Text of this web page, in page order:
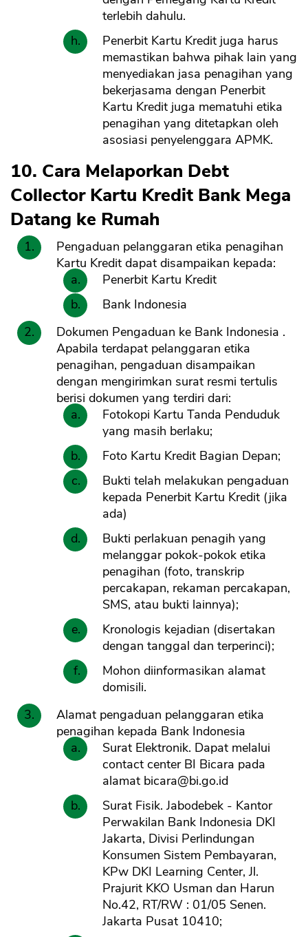
terlebih dahulu.
Penerbit Kartu Kredit juga harus
memastikan bahwa pihak lain yang
menyediakan jasa penagihan yang
bekerjasama dengan Penerbit
Kartu Kredit juga mematuhi etika
penagihan yang ditetapkan oleh
asosiasi penyelenggara APMK.
10. Cara Melaporkan Debt
Collector Kartu Kredit Bank Mega
Datang ke Rumah
Pengaduan pelanggaran etika penagihan
Kartu Kredit dapat disampaikan kepada:
Penerbit Kartu Kredit
Bank Indonesia
Dokumen Pengaduan ke Bank Indonesia .
Apabila terdapat pelanggaran etika
penagihan, pengaduan disampaikan
dengan mengirimkan surat resmi tertulis
berisi dokumen yang terdiri dari:
Fotokopi Kartu Tanda Penduduk
yang masih berlaku;
Foto Kartu Kredit Bagian Depan;
Bukti telah melakukan pengaduan
kepada Penerbit Kartu Kredit (jika
ada)
Bukti perlakuan penagih yang
melanggar pokok-pokok etika
penagihan (foto, transkrip
percakapan, rekaman percakapan,
SMS, atau bukti lainnya);
Kronologis kejadian (disertakan
dengan tanggal dan terperinci);
Mohon diinformasikan alamat
domisili.
Alamat pengaduan pelanggaran etika
penagihan kepada Bank Indonesia
Surat Elektronik. Dapat melalui
contact center BI Bicara pada
alamat bicara@bi.go.id
Surat Fisik. Jabodebek - Kantor
Perwakilan Bank Indonesia DKI
Jakarta, Divisi Perlindungan
Konsumen Sistem Pembayaran,
KPw DKI Learning Center, Jl.
Prajurit KKO Usman dan Harun
No.42, RT/RW : 01/05 Senen.
Jakarta Pusat 10410;